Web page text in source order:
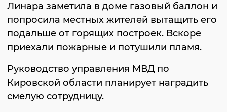
Линара заметила в доме газовый баллон и
попросила местных жителей вытащить его
подальше от горящих построек. Вскоре
приехали пожарные и потушили пламя.
Руководство управления МВД по
Кировской области планирует наградить
смелую сотрудницу.